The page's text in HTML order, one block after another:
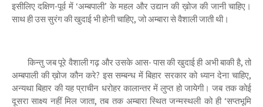
इसीलिए दक्षिण-पूर्व में ‘अम्बपाली’ के महल और उद्यान की ख़ोज की जानी चाहिए।
साथ ही उस सुरंग की खुदाई भी होनी चाहिए, जो अम्बारा से वैशाली जाती थी।
किन्तु जब पूरे वैशाली गढ़ और उसके आस- पास की खुदाई ही अभी बाकी है, तो
अम्बपाली की ख़ोज कौन करे? इस सम्बन्ध में बिहार सरकार को ध्यान देना चाहिए,
अन्यथा बिहार की यह प्राचीन धरोहर कालान्तर में लुप्त हो जायेगी। जब तक कोई
दूसरा साक्ष्य नहीं मिल जाता, तब तक अम्बारा स्थित जन्मस्थली को ही ‘सप्तभूमि